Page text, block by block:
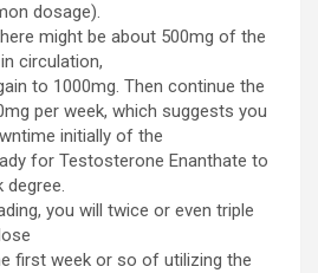
dosage).
might be about 500mg of the
circulation,
to 1000mg. Then continue the
per week, which suggests you
initially of the
for Testosterone Enanthate to
degree.
you will twice or even triple
first week or so of utilizing the